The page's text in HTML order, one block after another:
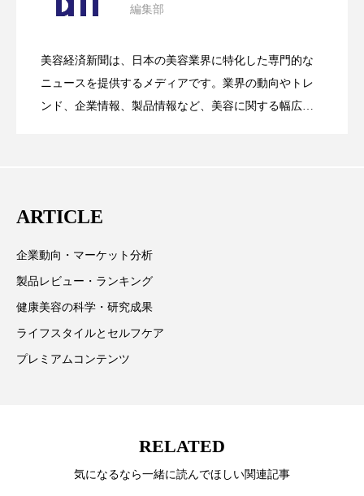
編集部
美容経済新聞は、日本の美容業界に特化した専門的な
ニュースを提供するメディアです。業界の動向やトレ
ンド、企業情報、製品情報など、美容に関する幅広い
情報提供を通じて美容業界の発展に貢献すべく努力し
SaaSモデル
――AI需要予測で猛暑の欠品と過剰在庫
2026.07.20 【技術転用】ポーラの『顔画像解析AI』
ARTICLE
企業動向・マーケット分析
製品レビュー・ランキング
健康美容の科学・研究成果
ライフスタイルとセルフケア
プレミアムコンテンツ
RELATED
気になるなら一緒に読んでほしい関連記事